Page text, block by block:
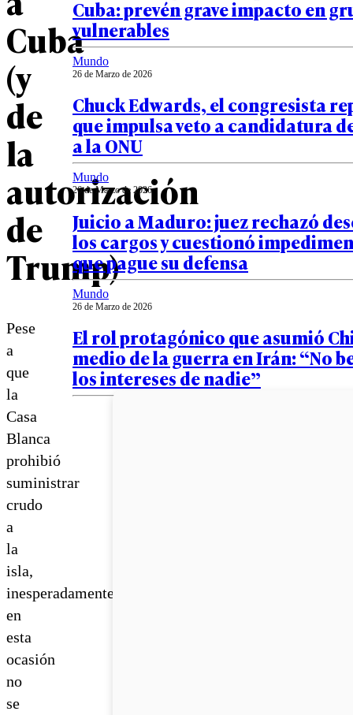
Cuba
(y
de
la
autorización
de
Trump)
Pese
a
que
la
Casa
Blanca
prohibió
suministrar
crudo
a
la
isla,
inesperadamente
en
esta
ocasión
no
se
Cuba: prevén grave impacto en
vulnerables
Mundo
26 de Marzo de 2026
Chuck Edwards, el congresista
que impulsa veto a candidatura
a la ONU
Mundo
26 de Marzo de 2026
Juicio a Maduro: juez rechazó
los cargos y cuestionó
que pague su defensa
Mundo
26 de Marzo de 2026
El rol protagónico que asumió
medio de la guerra en Irán: “No
los intereses de nadie”